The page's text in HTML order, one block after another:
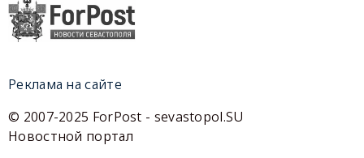
Реклама на сайте
© 2007-2025 ForPost - sevastopol.SU
Новостной портал